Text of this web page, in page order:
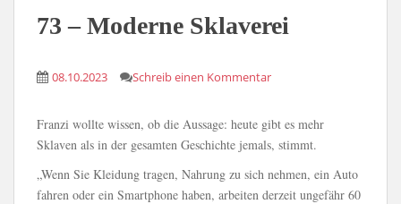
73 – Moderne Sklaverei
08.10.2023 Schreib einen Kommentar
Franzi wollte wissen, ob die Aussage: heute gibt es mehr
Sklaven als in der gesamten Geschichte jemals, stimmt.
„Wenn Sie Kleidung tragen, Nahrung zu sich nehmen, ein Auto
fahren oder ein Smartphone haben, arbeiten derzeit ungefähr 60